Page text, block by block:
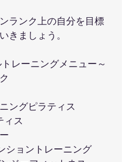
ランク上の自分を目標
きましょう。
レーニングメニュー～
ングピラティス
ィス
ショントレーニング